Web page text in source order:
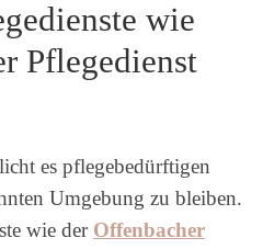
wie
Pflegedienst
es pflegebedürftigen
Umgebung zu bleiben.
wie der Offenbacher